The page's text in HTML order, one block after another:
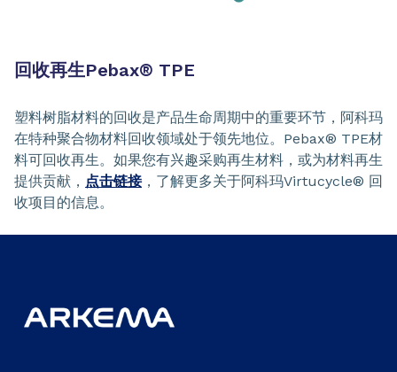
回收再生Pebax® TPE
塑料树脂材料的回收是产品生命周期中的重要环节，阿科玛
在特种聚合物材料回收领域处于领先地位。Pebax® TPE材
料可回收再生。如果您有兴趣采购再生材料，或为材料再生
提供贡献， 点击链接，了解更多关于阿科玛Virtucycle® 回
收项目的信息。